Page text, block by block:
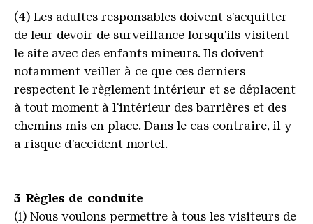
(4) Les adultes responsables doivent s'acquitter
de leur devoir de surveillance lorsqu'ils visitent
le site avec des enfants mineurs. Ils doivent
notamment veiller à ce que ces derniers
respectent le règlement intérieur et se déplacent
à tout moment à l'intérieur des barrières et des
chemins mis en place. Dans le cas contraire, il y
a risque d’accident mortel.
3 Règles de conduite
(1) Nous voulons permettre à tous les visiteurs de